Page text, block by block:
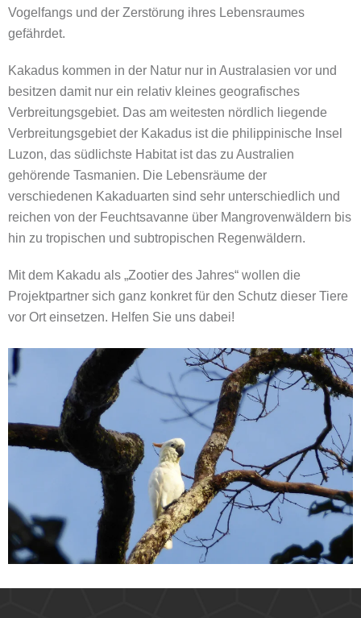
Vogelfangs und der Zerstörung ihres Lebensraumes
gefährdet.
Kakadus kommen in der Natur nur in Australasien vor und
besitzen damit nur ein relativ kleines geografisches
Verbreitungsgebiet. Das am weitesten nördlich liegende
Verbreitungsgebiet der Kakadus ist die philippinische Insel
Luzon, das südlichste Habitat ist das zu Australien
gehörende Tasmanien. Die Lebensräume der
verschiedenen Kakaduarten sind sehr unterschiedlich und
reichen von der Feuchtsavanne über Mangrovenwäldern bis
hin zu tropischen und subtropischen Regenwäldern.
Mit dem Kakadu als „Zootier des Jahres“ wollen die
Projektpartner sich ganz konkret für den Schutz dieser Tiere
vor Ort einsetzen. Helfen Sie uns dabei!